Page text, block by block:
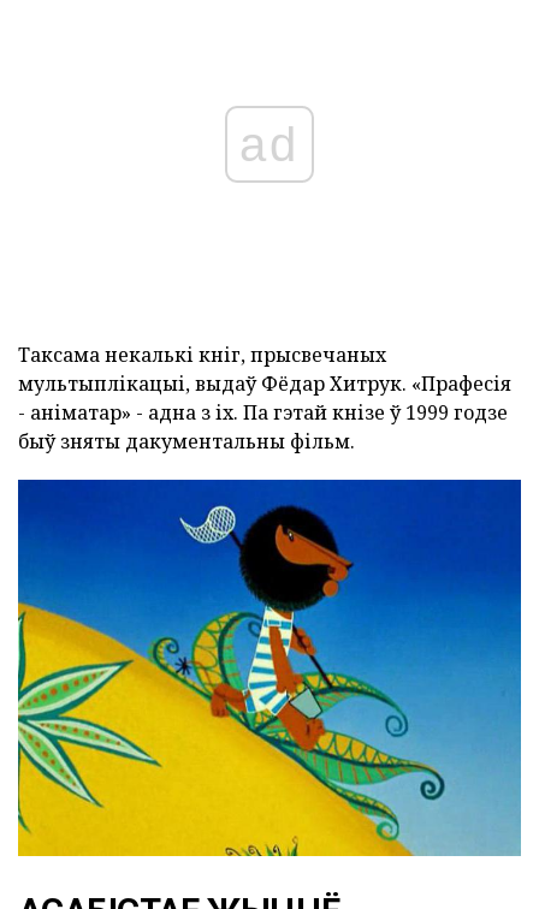
ad
Таксама некалькі кніг, прысвечаных
мультыплікацыі, выдаў Фёдар Хитрук. «Прафесія
- аніматар» - адна з іх. Па гэтай кнізе ў 1999 годзе
быў зняты дакументальны фільм.